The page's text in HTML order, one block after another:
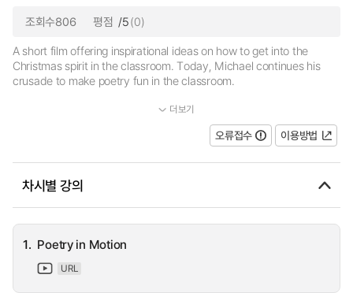
조회수806 평점 /5(0)
A short film offering inspirational ideas on how to get into the
Christmas spirit in the classroom. Today, Michael continues his
crusade to make poetry fun in the classroom.
더보기
오류접수 이용방법
차시별 강의
1. Poetry in Motion
URL